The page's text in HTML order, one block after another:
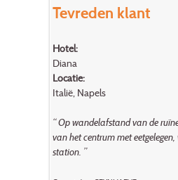
Tevreden klant
Hotel:
Diana
Locatie:
Italië, Napels
“ Op wandelafstand van de
van het centrum met eetgelegen,
station. ”